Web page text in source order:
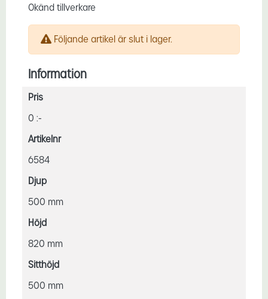
Okänd tillverkare
Följande artikel är slut i lager.
Information
Pris
0 :-
Artikelnr
6584
Djup
500 mm
Höjd
820 mm
Sitthöjd
500 mm